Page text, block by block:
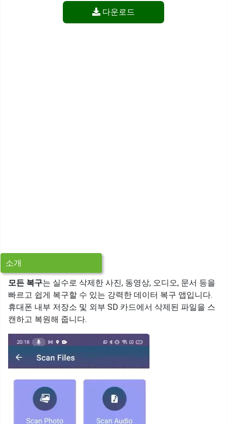
다운로드
소개
모든 복구는 실수로 삭제한 사진, 동영상, 오디오, 문서 등을
빠르고 쉽게 복구할 수 있는 강력한 데이터 복구 앱입니다.
휴대폰 내부 저장소 및 외부 SD 카드에서 삭제된 파일을 스
캔하고 복원해 줍니다.